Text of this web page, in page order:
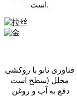
است.
فناوری نانو با روکشی
مجلل (سطح است
دفع به آب و روغن